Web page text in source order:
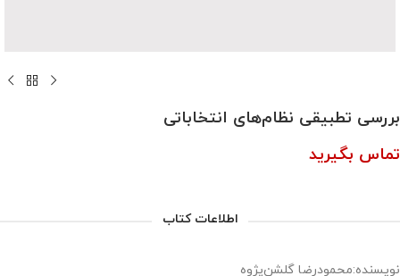
بررسی تطبیقی نظام‌های انتخاباتی
تماس بگیرید
اطلاعات کتاب
نویسنده:محمودرضا گلشن‌پژوه